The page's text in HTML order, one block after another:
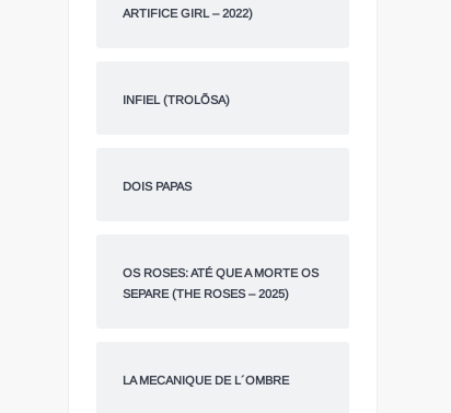
ARTIFICE GIRL – 2022)
INFIEL (TROLÕSA)
DOIS PAPAS
OS ROSES: ATÉ QUE A MORTE OS
SEPARE (THE ROSES – 2025)
LA MECANIQUE DE L´OMBRE